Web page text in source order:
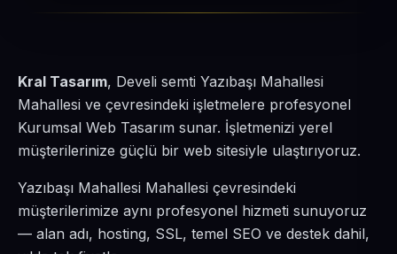
Kral Tasarım, Develi semti Yazıbaşı Mahallesi
Mahallesi ve çevresindeki işletmelere profesyonel
Kurumsal Web Tasarım sunar. İşletmenizi yerel
müşterilerinize güçlü bir web sitesiyle ulaştırıyoruz.
Yazıbaşı Mahallesi Mahallesi çevresindeki
müşterilerimize aynı profesyonel hizmeti sunuyoruz
— alan adı, hosting, SSL, temel SEO ve destek dahil,